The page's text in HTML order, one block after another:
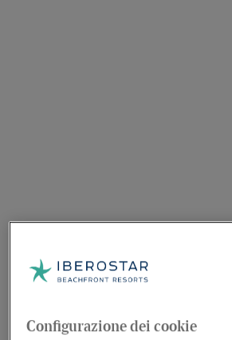
Configurazione dei cookie